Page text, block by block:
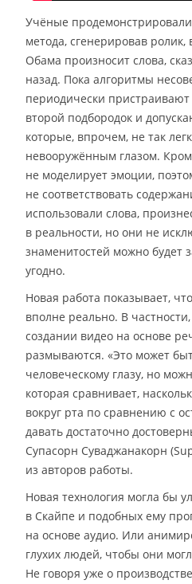
Учёные
метода, сгенерировав
Обама произносит слова,
назад. Пока алгоритмы
периодически
второй подбородок и
которые, впрочем, не так
невооружённым глазом.
не моделирует эмоции,
не соответствовать
использовали слова,
в реальности, но они не
знаменитостей можно будет
угодно.
Новая работа показывает,
вполне реально. В
создании видео на основе
размываются. «Это может
человеческому глазу, но
которая сравнивает,
вокруг рта по сравнению с
давать достаточно
Супасорн Суваджанакорн
из авторов работы.
Новая технология могла бы
в Скайпе и подобных ему
на основе аудио. Или
глухих людей, чтобы они
Не говоря уже о